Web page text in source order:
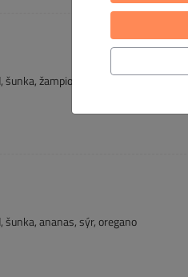
žampiony, sýr, oregano
ananas, sýr, oregano